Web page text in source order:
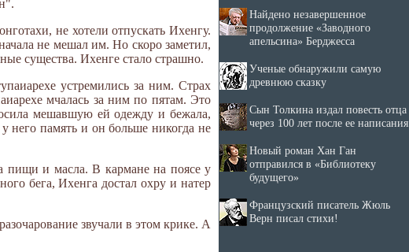
не хотели отпускать Ихенгу.
не мешал им. Но скоро заметил,
существа. Ихенге стало страшно.
устремились за ним. Страх
мчалась за ним по пятам. Это
мешавшую ей одежду и бежала,
него память и он больше никогда не
пищи и масла. В кармане на поясе у
бега, Ихенга достал охру и натер
звучали в этом крике. А
Найдено незавершенное
продолжение «Заводного
апельсина» Берджесса
Ученые обнаружили самую
древнюю сказку
Сын Толкина издал повесть отца
через 100 лет после ее написания
Новый роман Хан Ган
отправился в «Библиотеку
будущего»
Французский писатель Жюль
Верн писал стихи!